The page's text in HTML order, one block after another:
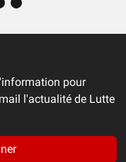
pour
l'actualité de Lutte